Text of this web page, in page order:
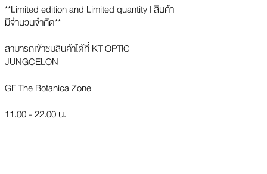
**Limited edition and Limited quantity | สินค้า
มีจำนวนจำกัด**
สามารถเข้าชมสินค้าได้ที่ KT OPTIC
JUNGCELON
GF The Botanica Zone
11.00 - 22.00 น.